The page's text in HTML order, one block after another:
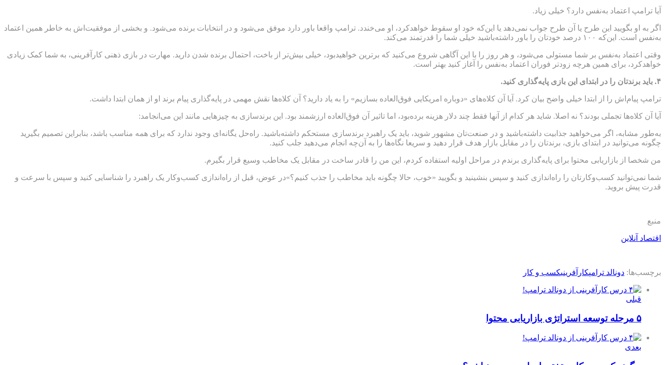
آیا ترامپ اعتماد به‌نفس دارد؟ خیلی زیاد.
اگر به او بگویید این طرح یا آن طرح جواب نمی‌دهد یا این‌که خود او سقوط خواهدکرد، او می‌خندد. ترامپ واقعا باور دارد موفق می‌شود و در انتخابات برنده می‌شود. و بخشی از موفقیت‌اش به خاطر همین اعتماد
به‌نفس است. این‌که ۱۰۰ درصد خودتان را باور داشته‌باشید خیلی شما را قدرتمند می‌کند.
وقتی اعتماد به‌نفس بر شما مستولی می‌شود، و هر روز را با این آگاهی شروع می‌کنید که برترین خواهیدبود، خیلی بیش‌تر از باخت، احتمال برنده شدن دارید. مهارت در بازی ذهنی کارآفرینی، به شما کمک زیادی
خواهدکرد، برای همین هرچه زودتر فوران اعتماد به‌نفس را آغاز کنید بهتر است.
۴. باید برندتان را در ابتدای این بازی پایه‌گذاری کنید.
ترامپ پیام‌اش را از ابتدا خیلی واضح بیان کرد. آیا آن کلاه‌های «دوباره امریکایی فوق‌العاده بسازیم» را به یاد دارید؟ آن کلاه‌ها نقش مهمی در پایه‌گذاری پیام برند او از همان ابتدا داشت.
آیا آن کلاه‌ها تجملی بودند؟ نه اصلا. شاید هر کدام از آنها فقط چند دلار هزینه برده‌بود، اما تاثیر آن فوق‌العاده ارزشمند بود. این برندسازی به چیزهایی مانند این می‌انجامد:
به‌طور مشابه، اگر می‌خواهید جذابیت داشته‌باشید و در صنعت‌تان مشهور شوید، باید یک راهبرد برندسازی مستحکم داشته‌باشید. راه‌حل یگانه‌ای وجود ندارد که برای همه مناسب باشد، بنابراین تصمیم بگیرید
چگونه می‌توانید در ابتدای بازی، برندتان را در مقابل بازار هدف قرار دهید و سریعا نگاه‌ها را به آن‌چه انجام می‌دهید جلب کنید.
من شخصا از بازاریابی محتوا برای پایه‌گذاری برندم در مراحل اولیه استفاده کردم، این من را قادر ساخت در مقابل یک مخاطب وسیع قرار بگیرم.
شما نمی‌توانید کسب‌وکارتان را راه‌اندازی کنید و سپس بنشینید و بگویید «خوب، حالا چگونه باید مخاطب را جذب کنیم؟»در عوض، قبل از راه‌اندازی کسب‌وکار یک راهبرد را شناسایی کنید و سپس با سرعت و
قدرت پیش بروید.
منبع
اقتصاد آنلاین
برچسب‌ها: دونالد ترامپکارآفرینیکسب و کار
قبلی
۵ مرحله توسعه استراتژی بازاریابی محتوا
بعدی